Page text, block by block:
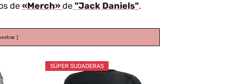
de«Merch» de"Jack Daniels".
SÚPER SUDADERAS